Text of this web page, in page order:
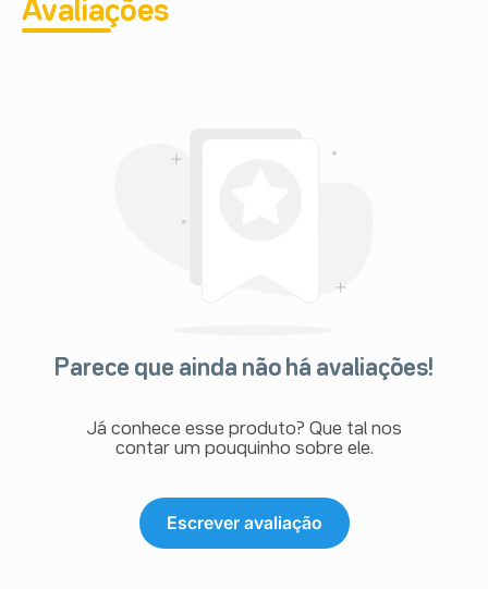
Avaliações
Parece que ainda não há avaliações!
Já conhece esse produto? Que tal nos
contar um pouquinho sobre ele.
Escrever avaliação